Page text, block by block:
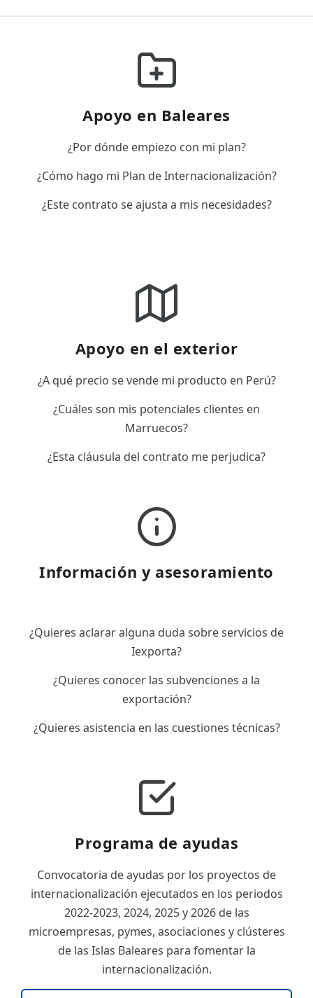
Apoyo en Baleares
¿Por dónde empiezo con mi plan?
¿Cómo hago mi Plan de Internacionalización?
¿Este contrato se ajusta a mis necesidades?
Apoyo en el exterior
¿A qué precio se vende mi producto en Perú?
¿Cuáles son mis potenciales clientes en
Marruecos?
¿Esta cláusula del contrato me perjudica?
Información y asesoramiento
¿Quieres aclarar alguna duda sobre servicios de
Iexporta?
¿Quieres conocer las subvenciones a la
exportación?
¿Quieres asistencia en las cuestiones técnicas?
Programa de ayudas
Convocatoria de ayudas por los proyectos de
internacionalización ejecutados en los periodos
2022-2023, 2024, 2025 y 2026 de las
microempresas, pymes, asociaciones y clústeres
de las Islas Baleares para fomentar la
internacionalización.